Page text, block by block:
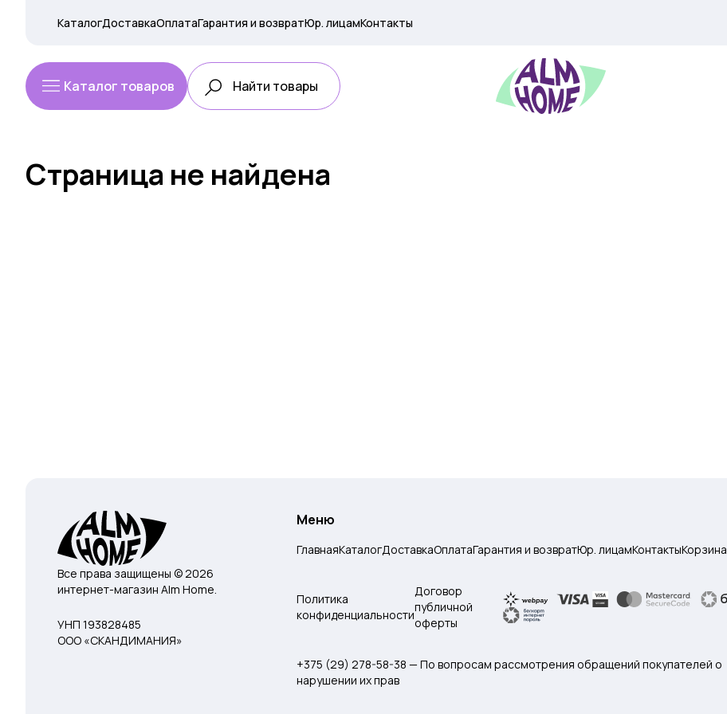
КаталогДоставкаОплатаГарантия и возвратЮр. лицамКонтакты
Каталог товаров
Страница не найдена
Все права защищены © 2026
интернет-магазин Alm Home.
УНП 193828485
ООО «СКАНДИМАНИЯ»
Меню
ГлавнаяКаталогДоставкаОплатаГарантия и возвратЮр. лицамКонтактыКорзина
Политика
конфиденциальности
Договор
публичной
оферты
+375 (29) 278-58-38 — По вопросам рассмотрения обращений покупателей о
нарушении их прав